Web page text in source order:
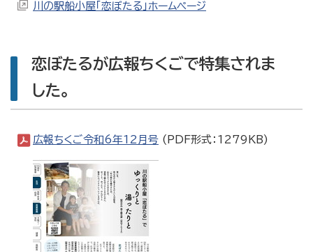
川の駅船小屋「恋ぼたる」ホームページ
恋ぼたるが広報ちくごで特集されま
した。
広報ちくご令和6年12月号 (PDF形式：1279KB)